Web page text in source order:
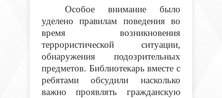
Особое внимание было
уделено правилам поведения во
время возникновения
террористической ситуации,
обнаружения подозрительных
предметов. Библиотекарь вместе с
ребятами обсудили насколько
важно проявлять гражданскую